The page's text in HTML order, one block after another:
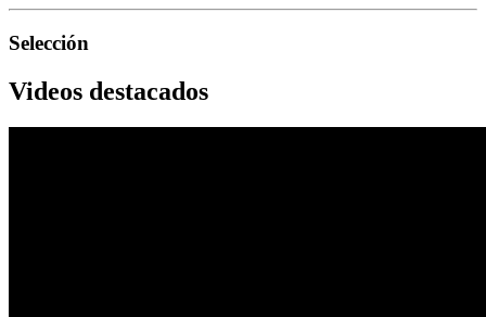
Selección
Videos destacados